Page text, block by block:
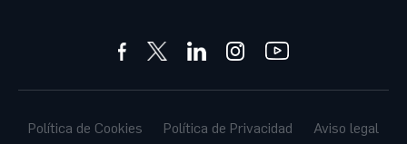
Política de Cookies Política de Privacidad Aviso legal